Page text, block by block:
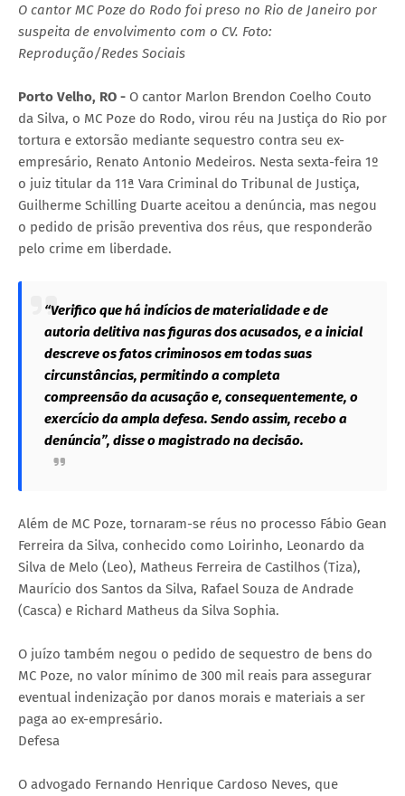
O cantor MC Poze do Rodo foi preso no Rio de Janeiro por
suspeita de envolvimento com o CV. Foto:
Reprodução/Redes Sociais
Porto Velho, RO - O cantor Marlon Brendon Coelho Couto
da Silva, o MC Poze do Rodo, virou réu na Justiça do Rio por
tortura e extorsão mediante sequestro contra seu ex-
empresário, Renato Antonio Medeiros. Nesta sexta-feira 1º
o juiz titular da 11ª Vara Criminal do Tribunal de Justiça,
Guilherme Schilling Duarte aceitou a denúncia, mas negou
o pedido de prisão preventiva dos réus, que responderão
pelo crime em liberdade.
“Verifico que há indícios de materialidade e de
autoria delitiva nas figuras dos acusados, e a inicial
descreve os fatos criminosos em todas suas
circunstâncias, permitindo a completa
compreensão da acusação e, consequentemente, o
exercício da ampla defesa. Sendo assim, recebo a
denúncia”, disse o magistrado na decisão.
Além de MC Poze, tornaram-se réus no processo Fábio Gean
Ferreira da Silva, conhecido como Loirinho, Leonardo da
Silva de Melo (Leo), Matheus Ferreira de Castilhos (Tiza),
Maurício dos Santos da Silva, Rafael Souza de Andrade
(Casca) e Richard Matheus da Silva Sophia.
O juízo também negou o pedido de sequestro de bens do
MC Poze, no valor mínimo de 300 mil reais para assegurar
eventual indenização por danos morais e materiais a ser
paga ao ex-empresário.
Defesa
O advogado Fernando Henrique Cardoso Neves, que